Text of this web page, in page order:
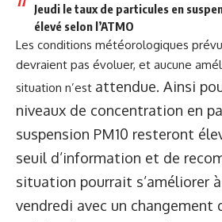
Jeudi le taux de particules en
élevé selon l’ATMO
Les conditions météorologiques
devraient pas évoluer, et aucune
situation n’est attendue. Ainsi
niveaux de concentration en
suspension PM10 resteront
seuil d’information et de
situation pourrait s’améliorer
vendredi avec un changement